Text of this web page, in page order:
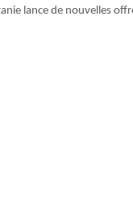
lance de nouvelles